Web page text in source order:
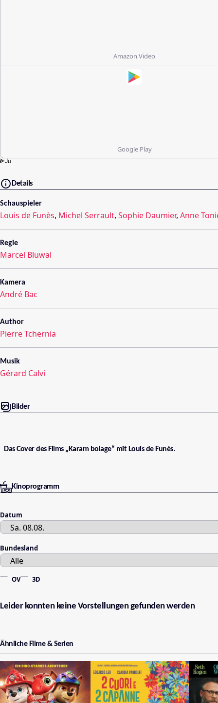
Amazon Video
Google Play
Details
Schauspieler
Louis de Funès, Michel Serrault, Sophie Daumier, Anne
Regie
Marcel Bluwal
Kamera
André Bac
Author
Pierre Tchernia
Musik
Gérard Calvi
Bilder
Das Cover des Films „Karam bolage“ mit Louis de Funès.
Kinoprogramm
Datum
Bundesland
OV 3D
Leider konnten keine Vorstellungen gefunden werden
Ähnliche Filme & Serien